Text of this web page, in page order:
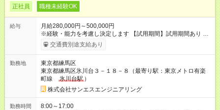
正社員 職種未経験OK
給与
月給280,000円～500,000円
※経験・能力を考慮し決定します 【試用期間】試用期間あり 試
用期間の長さ：3ヶ月 ※ 雇用形態と給与に、本採用時と異なる部
分があります。 雇用形態：アルバイト・パート採用 給与：日
費全額支給
交通費別途支給あり
勤務地
東京都練馬区
東京都練馬区氷川台３－１８－８（最寄り駅：東京メトロ有楽
町線
氷川台駅 ）
株式会社サンエスエンジニアリング
勤務時間
8:00～17:00